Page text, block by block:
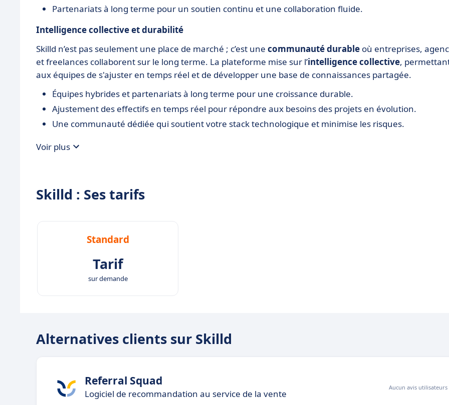
Partenariats à long terme pour un soutien continu et une collaboration fluide.
Intelligence collective et durabilité
Skilld n’est pas seulement une place de marché ; c’est une communauté durable où entreprises,
et freelances collaborent sur le long terme. La plateforme mise sur l’intelligence collective,
aux équipes de s'ajuster en temps réel et de développer une base de connaissances partagée.
Équipes hybrides et partenariats à long terme pour une croissance durable.
Ajustement des effectifs en temps réel pour répondre aux besoins des projets en évolution.
Une communauté dédiée qui soutient votre stack technologique et minimise les risques.
Voir plus
Skilld : Ses tarifs
Standard
Tarif
sur demande
Alternatives clients sur Skilld
Referral Squad
Logiciel de recommandation au service de la vente
Aucun avis utilisateurs